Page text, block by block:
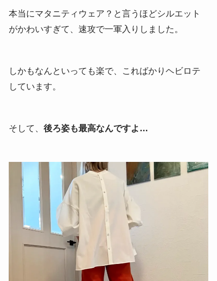
本当にマタニティウェア？と言うほどシルエット
がかわいすぎて、速攻で一軍入りしました。
しかもなんといっても楽で、こればかりヘビロテ
しています。
そして、 後ろ姿も最高なんですよ…